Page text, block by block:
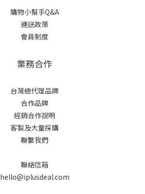
購物小幫手Q&A
運送政策
會員制度
業務合作
台灣總代理品牌
合作品牌
經銷合作說明
客製及大量採購
聯繫我們
聯絡信箱
hello@iplusdeal.com